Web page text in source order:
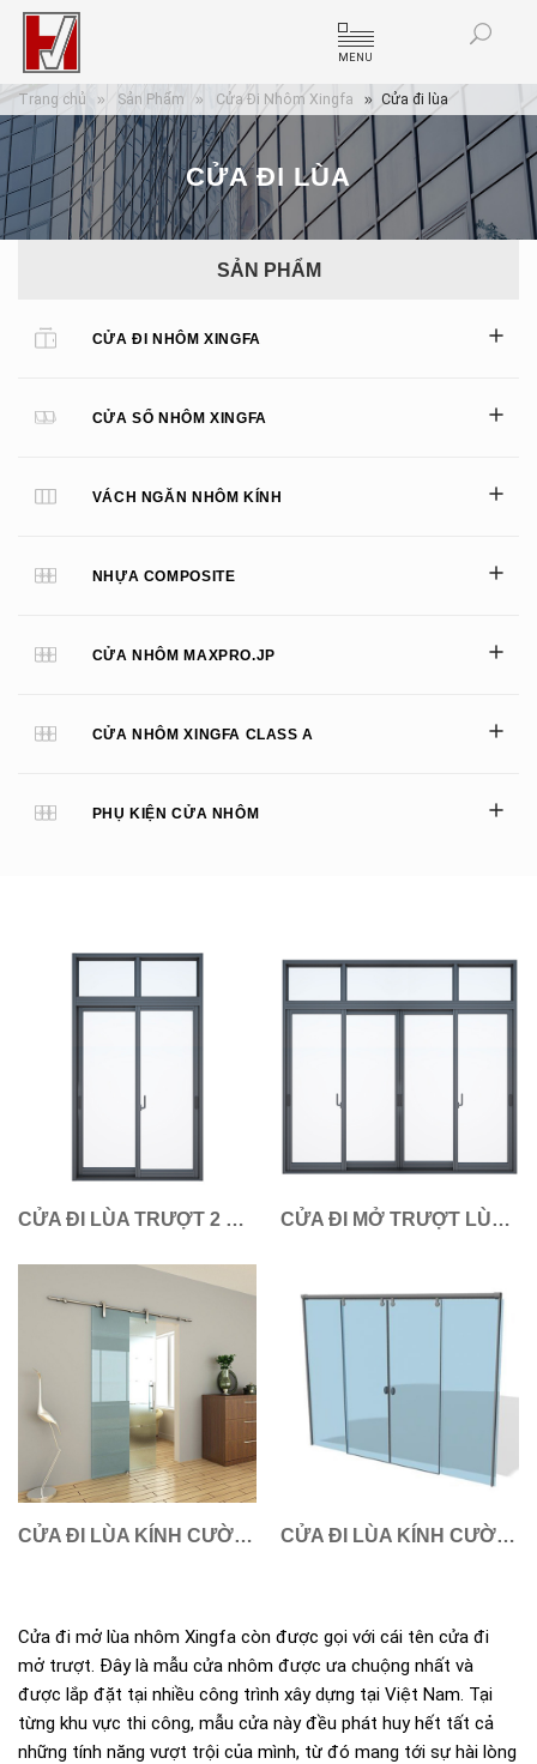
MENU
CỬA ĐI LÙA
Trang chủ Sản Phẩm Cửa Đi Nhôm Xingfa Cửa đi lùa
SẢN PHẨM
CỬA ĐI NHÔM XINGFA
CỬA SỔ NHÔM XINGFA
VÁCH NGĂN NHÔM KÍNH
NHỰA COMPOSITE
CỬA NHÔM MAXPRO.JP
CỬA NHÔM XINGFA CLASS A
PHỤ KIỆN CỬA NHÔM
CỬA ĐI LÙA TRƯỢT 2 CÁNH NHÔM XINGFA CỬA ĐI MỞ TRƯỢT LÙA 4 CÁNH NHÔM XINGFA
CỬA ĐI LÙA KÍNH CƯỜNG LỰC 1 CÁNH CỬA ĐI LÙA KÍNH CƯỜNG LỰC 2 CÁNH
Cửa đi mở lùa nhôm Xingfa còn được gọi với cái tên cửa đi
mở trượt. Đây là mẫu cửa nhôm được ưa chuộng nhất và
được lắp đặt tại nhiều công trình xây dựng tại Việt Nam. Tại
từng khu vực thi công, mẫu cửa này đều phát huy hết tất cả
những tính năng vượt trội của mình, từ đó mang tới sự hài lòng